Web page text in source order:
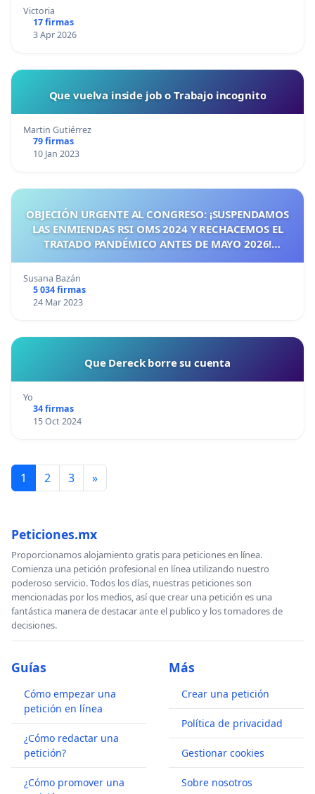
Victoria
17 firmas
3 Apr 2026
Que vuelva inside job o Trabajo incognito
Martin Gutiérrez
79 firmas
10 Jan 2023
OBJECIÓN URGENTE AL CONGRESO: ¡SUSPENDAMOS
LAS ENMIENDAS RSI OMS 2024 Y RECHACEMOS EL
TRATADO PANDÉMICO ANTES DE MAYO 2026!
Susana Bazán
5 034 firmas
24 Mar 2023
Que Dereck borre su cuenta
Yo
34 firmas
15 Oct 2024
1 2 3 »
Peticiones.mx
Proporcionamos alojamiento gratis para peticiones en línea.
Comienza una petición profesional en línea utilizando nuestro
poderoso servicio. Todos los días, nuestras peticiones son
mencionadas por los medios, así que crear una petición es una
fantástica manera de destacar ante el publico y los tomadores de
decisiones.
Guías
Cómo empezar una
petición en línea
¿Cómo redactar una
petición?
¿Cómo promover una
Más
Crear una petición
Política de privacidad
Gestionar cookies
Sobre nosotros